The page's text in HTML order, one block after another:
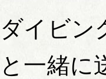
ダイビン
と一緒に